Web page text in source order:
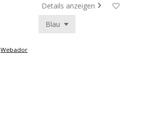
Details anzeigen
Webador